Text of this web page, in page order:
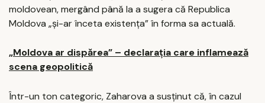
moldovean, mergând până la a sugera că Republica
Moldova „și-ar înceta existența” în forma sa actuală.
„Moldova ar dispărea” – declarația care inflamează
scena geopolitică
Într-un ton categoric, Zaharova a susținut că, în cazul